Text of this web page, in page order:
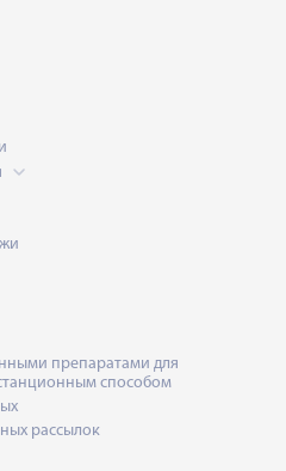
препаратами для
способом
рассылок